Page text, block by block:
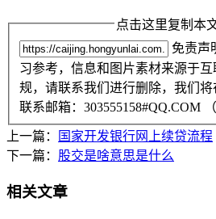
点击这里复制本
免责声
习参考，信息和图片素材来源于
规，请联系我们进行删除，我们将
联系邮箱：303555158#QQ.COM
上一篇：
国家开发银行网上续贷流程
下一篇： 股交是啥意思是什么
相关文章